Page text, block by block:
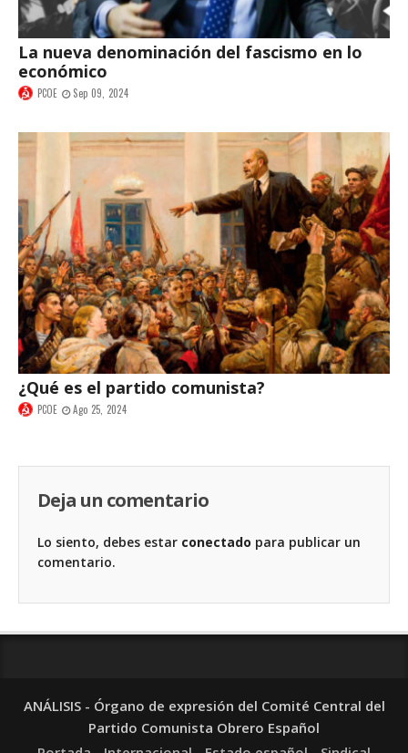
La nueva denominación del fascismo en lo
económico
PCOE Sep 09, 2024
¿Qué es el partido comunista?
PCOE Ago 25, 2024
Deja un comentario
Lo siento, debes estar conectado para publicar un
comentario.
ANÁLISIS - Órgano de expresión del Comité Central del
Partido Comunista Obrero Español